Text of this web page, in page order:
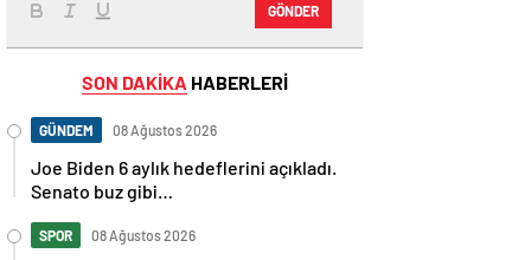
GÖNDER
SON DAKİKA HABERLERİ
GÜNDEM 08 Ağustos 2026
Joe Biden 6 aylık hedeflerini açıkladı.
Senato buz gibi…
SPOR 08 Ağustos 2026